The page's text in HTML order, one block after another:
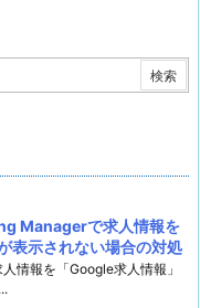
Managerで求人情報を
表示されない場合の対処
情報を「Google求人情報」